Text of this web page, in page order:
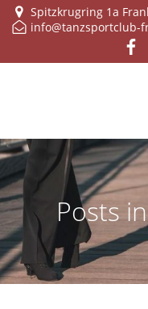
Spitzkrugring 1a
info@tanzsportclub-
Posts